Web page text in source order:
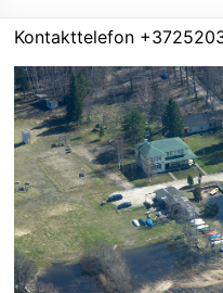
Kontakttelefon